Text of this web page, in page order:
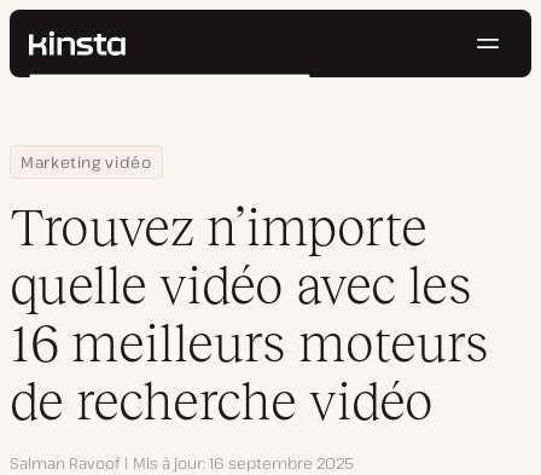
Kinsta®
Prix
Contact
Rechercher
Home
Centre de ressources
Blog
Marketing vidéo
Trouvez n’importe quelle vidéo avec les 16 meilleurs moteurs
Trouvez n’importe
quelle vidéo avec les
16 meilleurs moteurs
de recherche vidéo
Auteur
Salman Ravoof Mis à jour 16 septembre 2025